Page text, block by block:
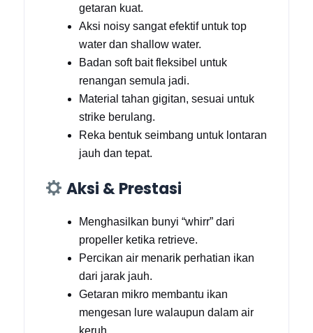
getaran kuat.
Aksi noisy sangat efektif untuk top
water dan shallow water.
Badan soft bait fleksibel untuk
renangan semula jadi.
Material tahan gigitan, sesuai untuk
strike berulang.
Reka bentuk seimbang untuk lontaran
jauh dan tepat.
Aksi & Prestasi
Menghasilkan bunyi “whirr” dari
propeller ketika retrieve.
Percikan air menarik perhatian ikan
dari jarak jauh.
Getaran mikro membantu ikan
mengesan lure walaupun dalam air
keruh.